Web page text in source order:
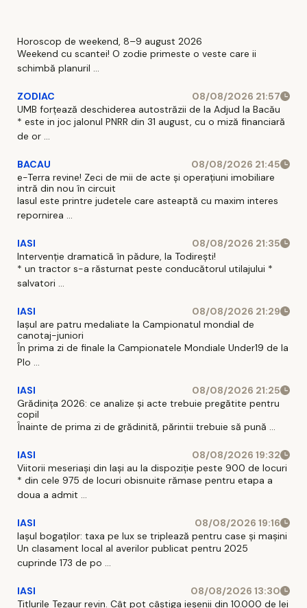
Horoscop de weekend, 8–9 august 2026
Weekend cu scantei! O zodie primeste o veste care ii
schimbă planuril ...
ZODIAC
08/08/2026 21:57
UMB forțează deschiderea autostrăzii de la Adjud la Bacău
* este in joc jalonul PNRR din 31 august, cu o miză financiară
de or ...
BACAU
08/08/2026 21:45
e-Terra revine! Zeci de mii de acte și operațiuni imobiliare
intră din nou în circuit
Iasul este printre judetele care asteaptă cu maxim interes
repornirea ...
IASI
08/08/2026 21:35
Intervenție dramatică în pădure, la Todirești!
* un tractor s-a răsturnat peste conducătorul utilajului *
salvatori ...
IASI
08/08/2026 21:29
Iaşul are patru medaliate la Campionatul mondial de
canotaj-juniori
În prima zi de finale la Campionatele Mondiale Under19 de la
Plo ...
IASI
08/08/2026 21:25
Grădinița 2026: ce analize și acte trebuie pregătite pentru
copil
Înainte de prima zi de grădinită, părintii trebuie să pună ...
IASI
08/08/2026 19:32
Viitorii meseriași din Iași au la dispoziție peste 900 de locuri
* din cele 975 de locuri obisnuite rămase pentru etapa a
doua a admit ...
IASI
08/08/2026 19:16
Iașul bogaților: taxa pe lux se triplează pentru case și mașini
Un clasament local al averilor publicat pentru 2025
cuprinde 173 de po ...
IASI
08/08/2026 13:30
Titlurile Tezaur revin. Cât pot câștiga ieșenii din 10.000 de lei